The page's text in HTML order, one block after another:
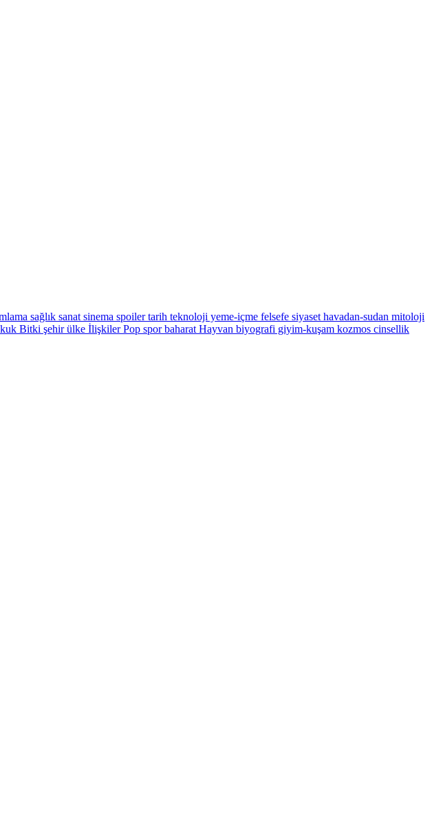
sağlık sanat sinema spoilertarih teknoloji yeme-içme felsefe siyaset havadan-sudan mitoloji
Bitki şehirülke İlişkilerPop sporbaharat Hayvan biyografi giyim-kuşam kozmos cinsellik